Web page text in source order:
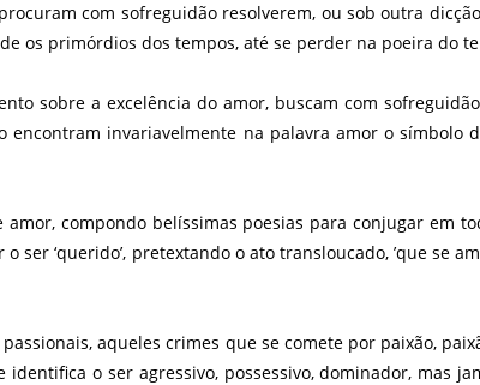
com sofreguidão resolverem, ou sob outra
os primórdios dos tempos, até se perder na poeira do
sobre a excelência do amor, buscam com
invariavelmente na palavra amor o símbolo
compondo belíssimas poesias para conjugar em
ser ‘querido’, pretextando o ato transloucado, ’que se
aqueles crimes que se comete por paixão,
o ser agressivo, possessivo, dominador, mas